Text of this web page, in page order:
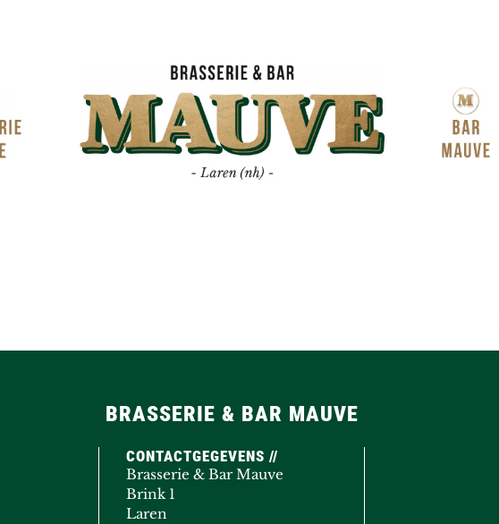
BRASSERIE & BAR MAUVE
CONTACTGEGEVENS //
Brasserie & Bar Mauve
Brink 1
Laren